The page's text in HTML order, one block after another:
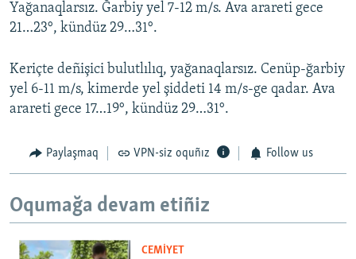
Yağanaqlarsız. Ğarbiy yel 7-12 m/s. Ava arareti gece
21…23°, kündüz 29…31°.
Keriçte deñişici bulutlılıq, yağanaqlarsız. Cenüp-ğarbiy
yel 6-11 m/s, kimerde yel şiddeti 14 m/s-ge qadar. Ava
arareti gece 17…19°, kündüz 29…31°.
Paylaşmaq VPN-siz oquñız Follow us
Oqumağa devam etiñiz
CEMİYET